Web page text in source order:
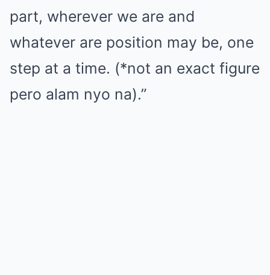
part, wherever we are and
whatever are position may be, one
step at a time. (*not an exact figure
pero alam nyo na).”